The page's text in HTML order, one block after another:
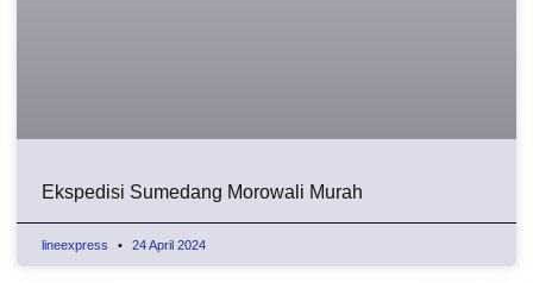
Ekspedisi Sumedang Morowali Murah
lineexpress 24 April 2024